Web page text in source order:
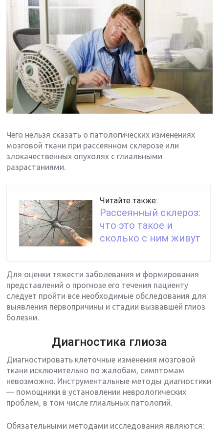
Чего нельзя сказать о патологических изменениях
мозговой ткани при рассеянном склерозе или
злокачественных опухолях с глиальными
разрастаниями.
Читайте также:
Рассеянный склероз:
что это такое и
сколько с ним живут
Для оценки тяжести заболевания и формирования
представлений о прогнозе его течения пациенту
следует пройти все необходимые обследования для
выявления первопричины и стадии вызвавшей глиоз
болезни.
Диагностика глиоза
Диагностировать клеточные изменения мозговой
ткани исключительно по жалобам, симптомам
невозможно. Инструментальные методы диагностики
— помощники в установлении неврологических
проблем, в том числе глиальных патологий.
Обязательными методами исследования являются: